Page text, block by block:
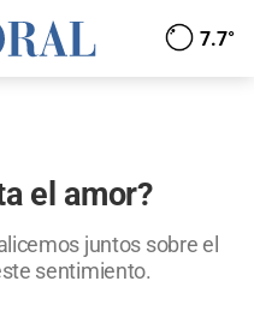
7.7°
el amor?
juntos sobre el
sentimiento.